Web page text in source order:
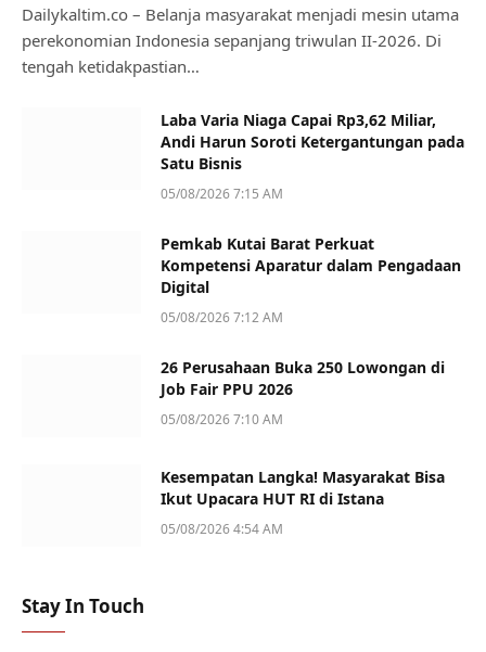
Dailykaltim.co – Belanja masyarakat menjadi mesin utama
perekonomian Indonesia sepanjang triwulan II-2026. Di
tengah ketidakpastian…
Laba Varia Niaga Capai Rp3,62 Miliar,
Andi Harun Soroti Ketergantungan pada
Satu Bisnis
05/08/2026 7:15 AM
Pemkab Kutai Barat Perkuat
Kompetensi Aparatur dalam Pengadaan
Digital
05/08/2026 7:12 AM
26 Perusahaan Buka 250 Lowongan di
Job Fair PPU 2026
05/08/2026 7:10 AM
Kesempatan Langka! Masyarakat Bisa
Ikut Upacara HUT RI di Istana
05/08/2026 4:54 AM
Stay In Touch